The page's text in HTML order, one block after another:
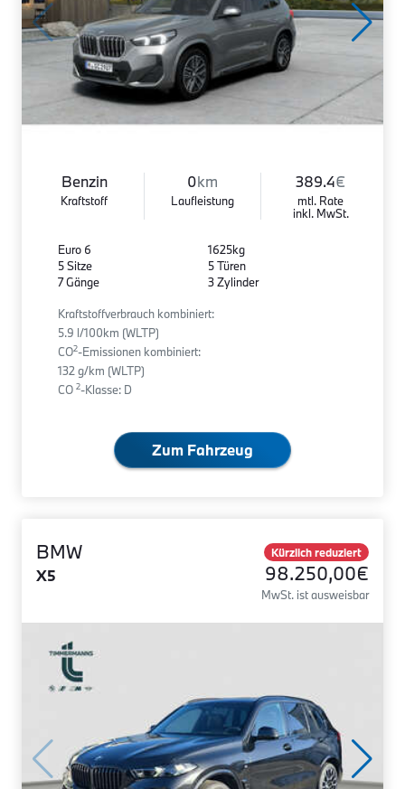
Benzin
Kraftstoff
0km
Laufleistung
389.4€
mtl. Rate
inkl. MwSt.
Euro 6
5 Sitze
7 Gänge
1625kg
5 Türen
3 Zylinder
Kraftstoffverbrauch kombiniert:
5.9 l/100km (WLTP)
CO2-Emissionen kombiniert:
132 g/km (WLTP)
CO 2-Klasse: D
Zum Fahrzeug
BMW
X5
Kürzlich reduziert
98.250,00€
MwSt. ist ausweisbar